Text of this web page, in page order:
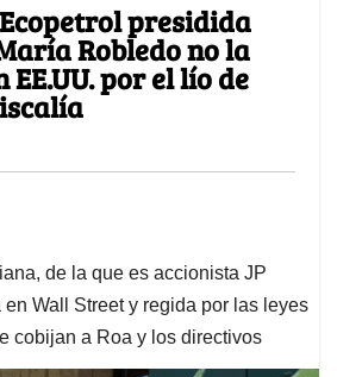
presidida
Robledo no la
por el lío de
de la que es accionista JP
en Wall Street y regida por las leyes
cobijan a Roa y los directivos